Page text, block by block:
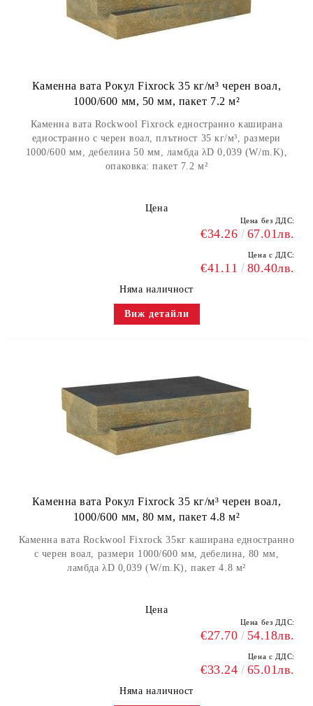
Каменна вата Рокул Fixrock 35 кг/м³ черен воал,
1000/600 мм, 50 мм, пакет 7.2 м²
Каменна вата Rockwool Fixrock едностранно каширана
едностранно с черен воал, плътност 35 кг/м³, размери
1000/600 мм, дебелина 50 мм, ламбда λD 0,039 (W/m.K),
опаковка: пакет 7.2 м²
Цена
Цена без ДДС:
€34.26 67.01лв.
Цена с ДДС:
€41.11 80.40лв.
Няма наличност
Виж детайли
Каменна вата Рокул Fixrock 35 кг/м³ черен воал,
1000/600 мм, 80 мм, пакет 4.8 м²
Каменна вата Rockwool Fixrock 35кг каширана едностранно
с черен воал, размери 1000/600 мм, дебелина, 80 мм,
ламбда λD 0,039 (W/m.K), пакет 4.8 м²
Цена
Цена без ДДС:
€27.70 54.18лв.
Цена с ДДС:
€33.24 65.01лв.
Няма наличност